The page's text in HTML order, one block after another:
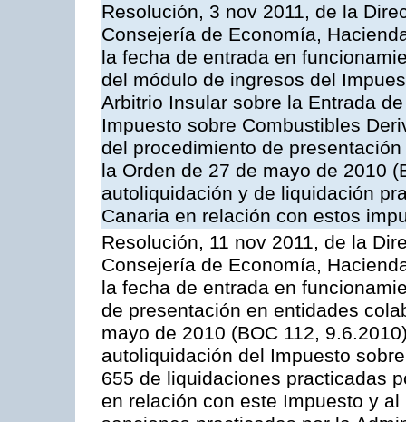
Resolución, 3 nov 2011, de la
Consejería de Economía,
la fecha de entrada en
del módulo de ingresos del
Arbitrio Insular sobre la Entrada
Impuesto sobre Combustibles
del procedimiento de
la Orden de 27 de mayo de 2010
autoliquidación y de liquidación
Canaria en relación con estos
Resolución, 11 nov 2011, de la
Consejería de Economía,
la fecha de entrada en
de presentación en entidades
mayo de 2010 (BOC 112,
autoliquidación del Impuesto
655 de liquidaciones practicadas
en relación con este Impuesto y